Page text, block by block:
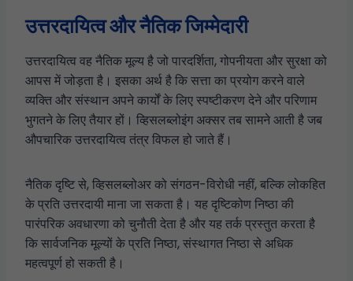
उत्तरदायित्व और नैतिक जिम्मेदारी
उत्तरदायित्व वह नैतिक मूल्य है जो पारदर्शिता, गोपनीयता और सुरक्षा को
आपस में जोड़ता है। इसका अर्थ है कि सत्ता का प्रयोग करने वाले
व्यक्ति और संस्थान अपने कार्यों के लिए स्पष्टीकरण देने और परिणाम
भुगतने के लिए तैयार हों। व्हिसलब्लोइंग अक्सर तब सामने आती है जब
औपचारिक उत्तरदायित्व तंत्र विफल हो जाते हैं।
नैतिक दृष्टि से, व्हिसलब्लोअर को संगठन-विरोधी नहीं, बल्कि लोकहित
के प्रति उत्तरदायी माना जा सकता है। यह दृष्टिकोण निष्ठा की
पारंपरिक अवधारणा को चुनौती देता है और यह तर्क प्रस्तुत करता है
कि सार्वजनिक मूल्यों के प्रति निष्ठा, संस्थागत निष्ठा से अधिक
महत्वपूर्ण हो सकती है।